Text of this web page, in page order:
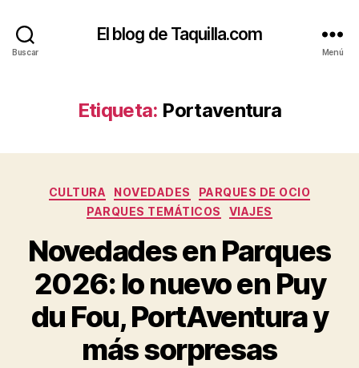
Buscar
El blog de Taquilla.com
Menú
Etiqueta: Portaventura
Categorías
CULTURA NOVEDADES
PARQUES DE OCIO
PARQUES TEMÁTICOS
VIAJES
Novedades en Parques
2026: lo nuevo en Puy
du Fou, PortAventura y
más sorpresas